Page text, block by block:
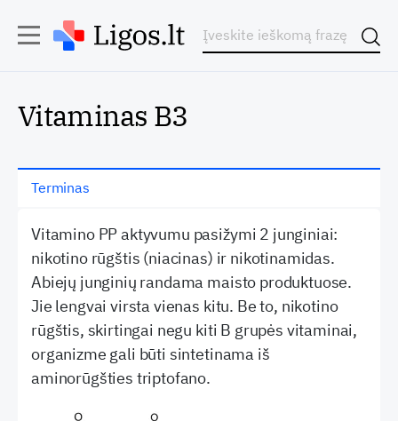
Vitaminas B3
Terminas
Vitamino PP aktyvumu pasižymi 2 junginiai:
nikotino rūgštis (niacinas) ir nikotinamidas.
Abiejų junginių randama maisto produktuose.
Jie lengvai virsta vienas kitu. Be to, nikotino
rūgštis, skirtingai negu kiti B grupės vitaminai,
organizme gali būti sintetinama iš
aminorūgšties triptofano.